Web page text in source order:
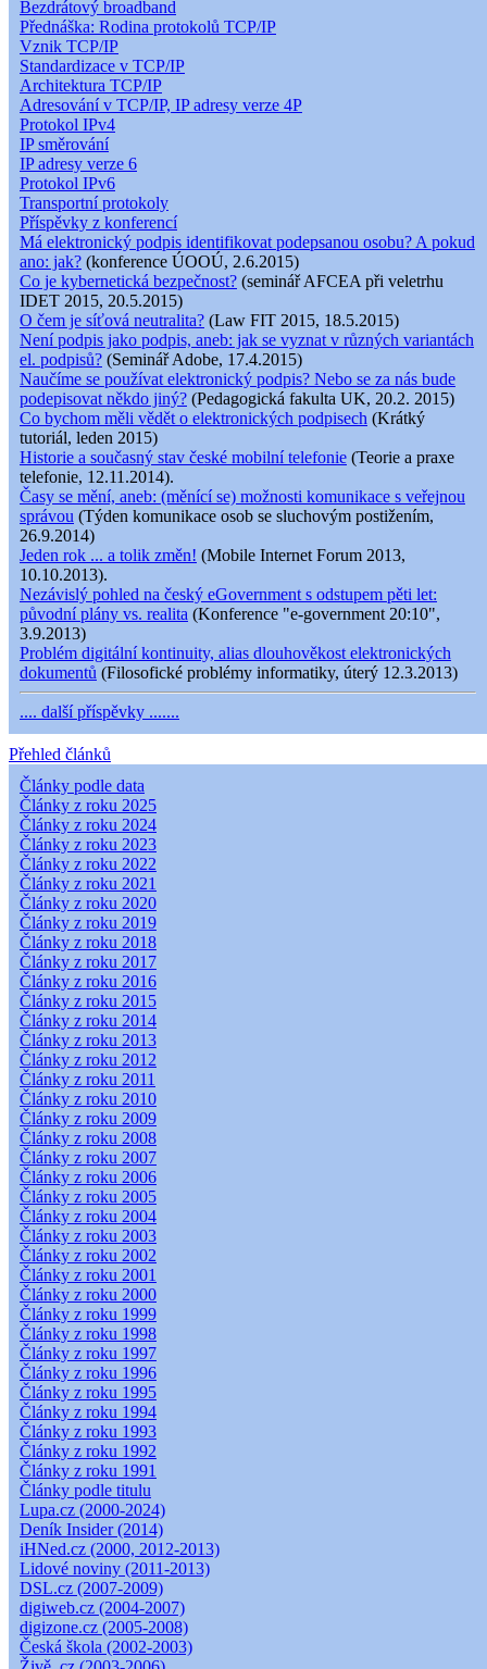
Bezdrátový broadband
Přednáška: Rodina protokolů TCP/IP
Vznik TCP/IP
Standardizace v TCP/IP
Architektura TCP/IP
Adresování v TCP/IP, IP adresy verze 4P
Protokol IPv4
IP směrování
IP adresy verze 6
Protokol IPv6
Transportní protokoly
Příspěvky z konferencí
Má elektronický podpis identifikovat podepsanou osobu? A pokud
ano: jak? (konference ÚOOÚ, 2.6.2015)
Co je kybernetická bezpečnost? (seminář AFCEA při veletrhu
IDET 2015, 20.5.2015)
O čem je síťová neutralita? (Law FIT 2015, 18.5.2015)
Není podpis jako podpis, aneb: jak se vyznat v různých variantách
el. podpisů? (Seminář Adobe, 17.4.2015)
Naučíme se používat elektronický podpis? Nebo se za nás bude
podepisovat někdo jiný? (Pedagogická fakulta UK, 20.2. 2015)
Co bychom měli vědět o elektronických podpisech (Krátký
tutoriál, leden 2015)
Historie a současný stav české mobilní telefonie (Teorie a praxe
telefonie, 12.11.2014).
Časy se mění, aneb: (měnící se) možnosti komunikace s veřejnou
správou (Týden komunikace osob se sluchovým postižením,
26.9.2014)
Jeden rok ... a tolik změn! (Mobile Internet Forum 2013,
10.10.2013).
Nezávislý pohled na český eGovernment s odstupem pěti let:
původní plány vs. realita (Konference "e-government 20:10",
3.9.2013)
Problém digitální kontinuity, alias dlouhověkost elektronických
dokumentů (Filosofické problémy informatiky, úterý 12.3.2013)
.... další příspěvky .......
Přehled článků
Články podle data
Články z roku 2025
Články z roku 2024
Články z roku 2023
Články z roku 2022
Články z roku 2021
Články z roku 2020
Články z roku 2019
Články z roku 2018
Články z roku 2017
Články z roku 2016
Články z roku 2015
Články z roku 2014
Články z roku 2013
Články z roku 2012
Články z roku 2011
Články z roku 2010
Články z roku 2009
Články z roku 2008
Články z roku 2007
Články z roku 2006
Články z roku 2005
Články z roku 2004
Články z roku 2003
Články z roku 2002
Články z roku 2001
Články z roku 2000
Články z roku 1999
Články z roku 1998
Články z roku 1997
Články z roku 1996
Články z roku 1995
Články z roku 1994
Články z roku 1993
Články z roku 1992
Články z roku 1991
Články podle titulu
Lupa.cz (2000-2024)
Deník Insider (2014)
iHNed.cz (2000, 2012-2013)
Lidové noviny (2011-2013)
DSL.cz (2007-2009)
digiweb.cz (2004-2007)
digizone.cz (2005-2008)
Česká škola (2002-2003)